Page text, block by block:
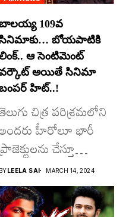
109వ
బోయపాటికి
ఆ సెంటిమెంట్
అయితే సినిమా
హిట్..!
చిత్ర పరిశ్రమలోని
హీరోలూ భారీ
చేస్తూ
దూసుకుపోతోన్నారు.
కొందరు
BYLEELA SAI MARCH 14, 2024